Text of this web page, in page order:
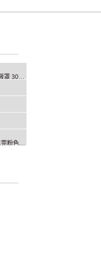
冲压屏蔽罩 粉色app直播插头屏蔽罩 30年专业冲压生产厂家
冲压电子垫片 精微电子冲压件 东莞粉色视频网站冲压厂